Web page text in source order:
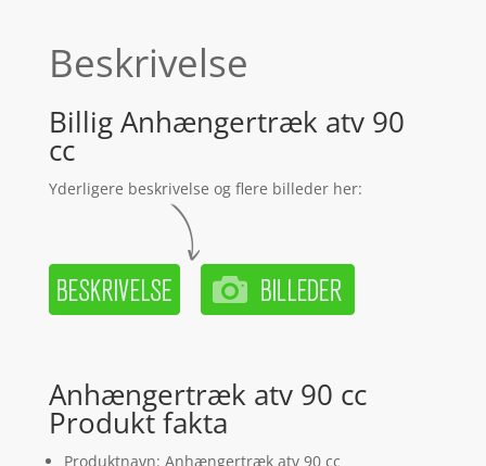
Beskrivelse
Billig Anhængertræk atv 90
cc
Yderligere beskrivelse og flere billeder her:
Anhængertræk atv 90 cc
Produkt fakta
Produktnavn: Anhængertræk atv 90 cc